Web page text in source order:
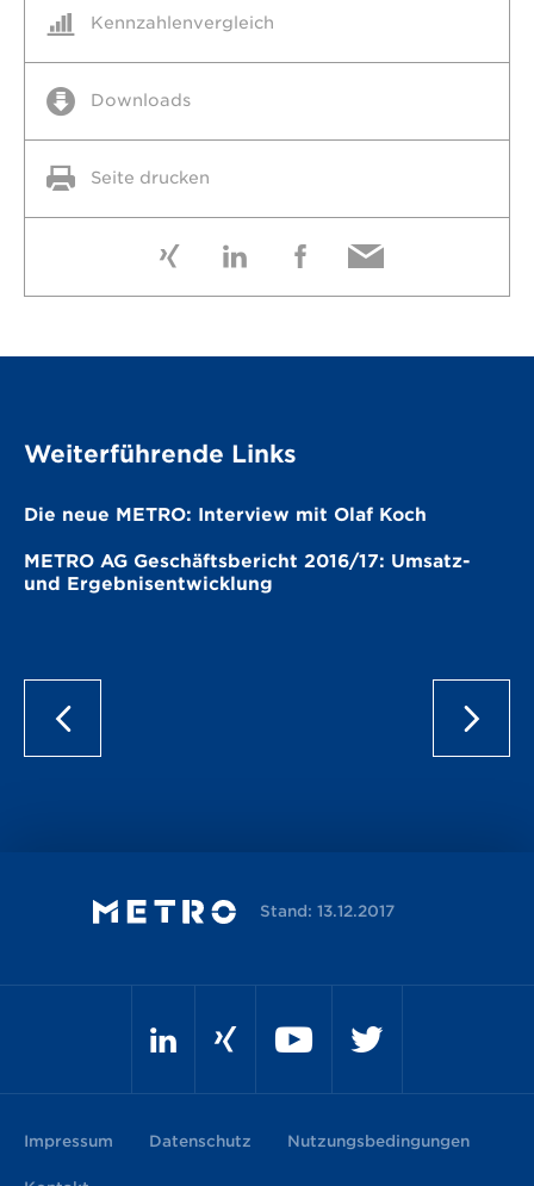
Kennzahlenvergleich
Downloads
Seite drucken
Weiterführende Links
Die neue METRO: Interview mit Olaf Koch
METRO AG Geschäftsbericht 2016/17: Umsatz-
und Ergebnisentwicklung
Stand: 13.12.2017
Impressum Datenschutz Nutzungsbedingungen